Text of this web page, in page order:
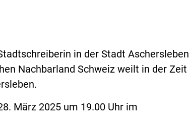
in der Stadt Aschersleben
Nachbarland Schweiz weilt in der Zeit
März 2025 um 19.00 Uhr im